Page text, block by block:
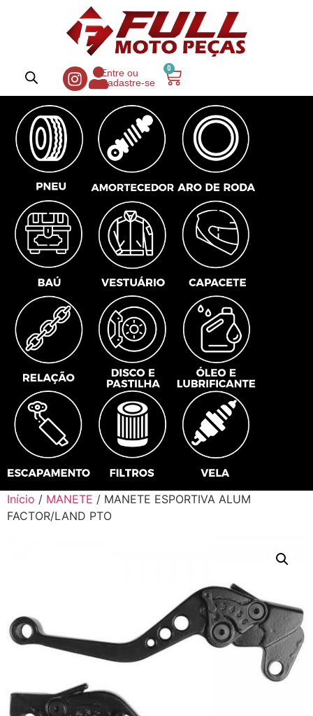
Entre ou
Cadastre-se
0
Início / MANETE / MANETE ESPORTIVA ALUM
FACTOR/LAND PTO